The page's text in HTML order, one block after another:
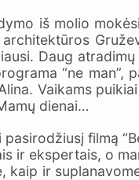
iš molio
Daug
“ne
Vaikams
dienai…
filmą
ir ekspertais, o
kaip ir